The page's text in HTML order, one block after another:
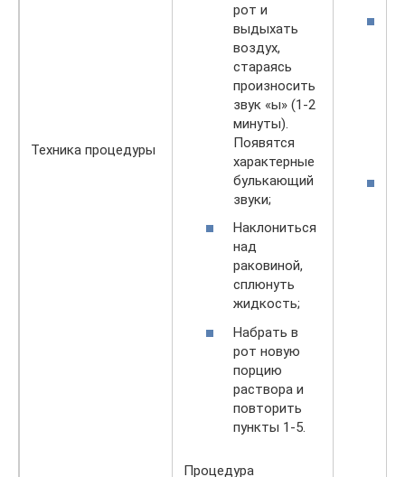
Техника процедуры
рот и
выдыхать
воздух,
стараясь
произносить
звук «ы» (1-2
минуты).
Появятся
характерные
булькающий
звуки;
Наклониться
над
раковиной,
сплюнуть
жидкость;
Набрать в
рот новую
порцию
раствора и
повторить
пункты 1-5.
Процедура